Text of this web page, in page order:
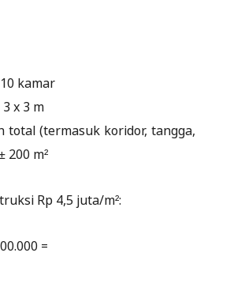
kamar
x 3 m
total (termasuk koridor, tangga,
200 m²
Rp 4,5 juta/m²:
=